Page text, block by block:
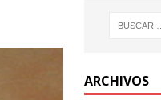
ARCHIVOS